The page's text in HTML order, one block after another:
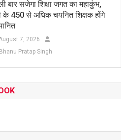
बार सजेगा शिक्षा जगत का महाकुंभ,
के 450 से अधिक चयनित शिक्षक होंगे
7, 2026
Pratap Singh